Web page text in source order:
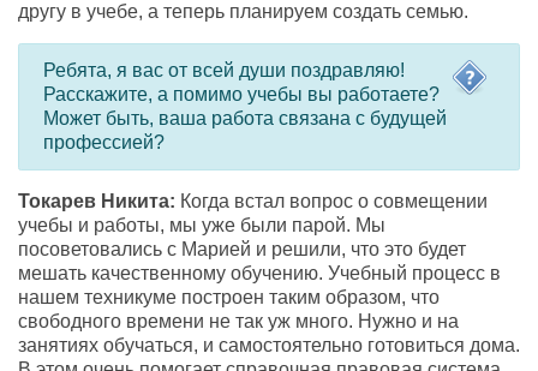
другу в учебе, а теперь планируем создать семью.
Ребята, я вас от всей души поздравляю!
Расскажите, а помимо учебы вы работаете?
Может быть, ваша работа связана с будущей
профессией?
Токарев Никита: Когда встал вопрос о совмещении
учебы и работы, мы уже были парой. Мы
посоветовались с Марией и решили, что это будет
мешать качественному обучению. Учебный процесс в
нашем техникуме построен таким образом, что
свободного времени не так уж много. Нужно и на
занятиях обучаться, и самостоятельно готовиться дома.